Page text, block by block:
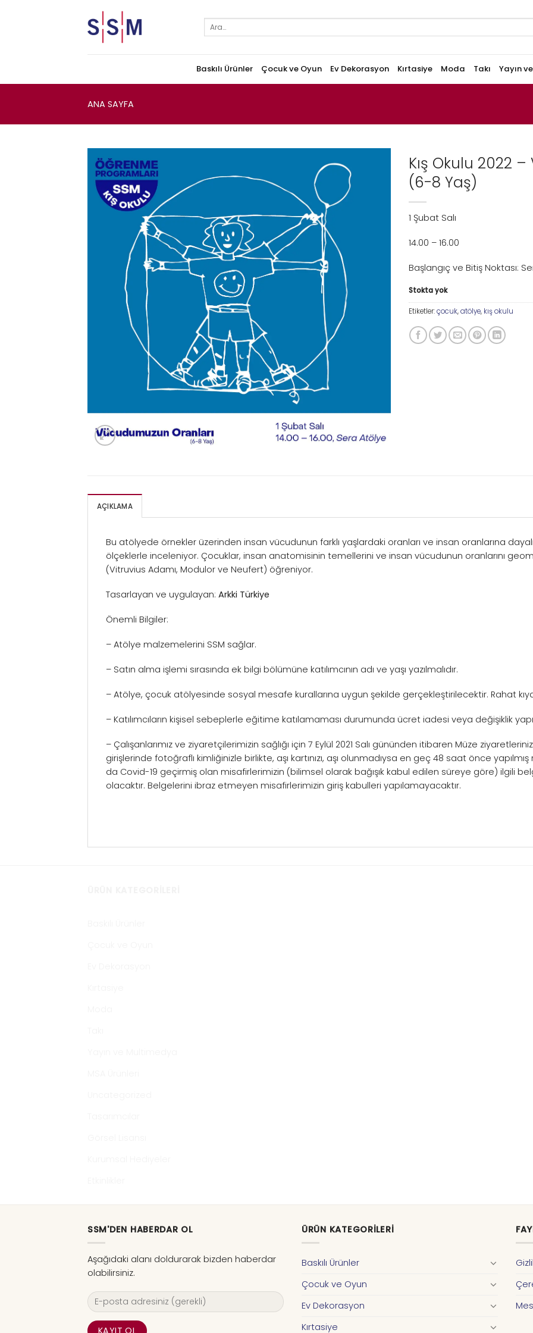
Ara:
Baskılı Ürünler Çocuk ve Oyun Ev Dekorasyon Kırtasiye Moda Takı Yayın
ANA SAYFA
Kış Okulu 2022
(6-8 Yaş)
1 Şubat Salı
14.00 – 16.00
Başlangıç ve Bitiş Noktası:
Stokta yok
Etiketler:çocuk,atölye, kış okulu
AÇIKLAMA
Bu atölyede örnekler üzerinden insan vücudunun farklı yaşlardaki oranları ve insan oranlarına
ölçeklerle inceleniyor. Çocuklar, insan anatomisinin temellerini ve insan vücudunun oranlarını
(Vitruvius Adamı, Modulor ve Neufert) öğreniyor.
Tasarlayan ve uygulayan: Arkki Türkiye
Önemli Bilgiler:
– Atölye malzemelerini SSM sağlar.
– Satın alma işlemi sırasında ek bilgi bölümüne katılımcının adı ve yaşı yazılmalıdır.
– Atölye, çocuk atölyesinde sosyal mesafe kurallarına uygun şekilde gerçekleştirilecektir. Rahat
– Katılımcıların kişisel sebeplerle eğitime katılamaması durumunda ücret iadesi veya değişiklik
– Çalışanlarımız ve ziyaretçilerimizin sağlığı için 7 Eylül 2021 Salı gününden itibaren Müze
girişlerinde fotoğraflı kimliğinizle birlikte, aşı kartınızı, aşı olunmadıysa en geç 48 saat önce
da Covid-19 geçirmiş olan misafirlerimizin (bilimsel olarak bağışık kabul edilen süreye göre) ilgili
olacaktır. Belgelerini ibraz etmeyen misafirlerimizin giriş kabulleri yapılamayacaktır.
SSM'DEN HABERDAR OL
Aşağıdaki alanı doldurarak bizden haberdar
olabilirsiniz.
ÜRÜN KATEGORILERI
Baskılı Ürünler
Çocuk ve Oyun
Ev Dekorasyon
Kırtasiye